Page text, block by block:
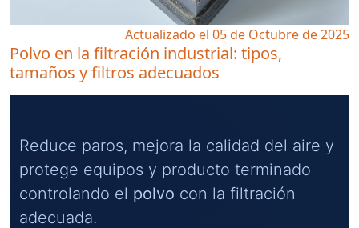
Actualizado el 05 de Octubre de 2025
Polvo en la filtración industrial: tipos,
tamaños y filtros adecuados
Reduce paros, mejora la calidad del aire y
protege equipos y producto terminado
controlando el polvo con la filtración
adecuada.